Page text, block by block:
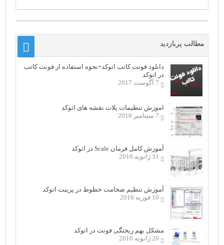
مطالب پربازدید
دانلود فونت کاتب اتوکد+نحوه استفاده از فونت کاتب
در اتوکد
7 آگوست 2017
اموزش تنظیمات پلات نقشه های اتوکد
7 سپتامبر 2016
آموزش کامل فرمان Scale در اتوکد
31 ژانویه 2016
آموزش تنظیم ضخامت خطوط در پرینت اتوکد
10 فوریه 2016
مشکل بهم ریختگی فونت در اتوکد
20 ژانویه 2016